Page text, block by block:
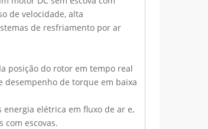
de velocidade, alta
de resfriamento por ar
posição do rotor em tempo real
desempenho de torque em baixa
elétrica em fluxo de ar e,
com escovas.